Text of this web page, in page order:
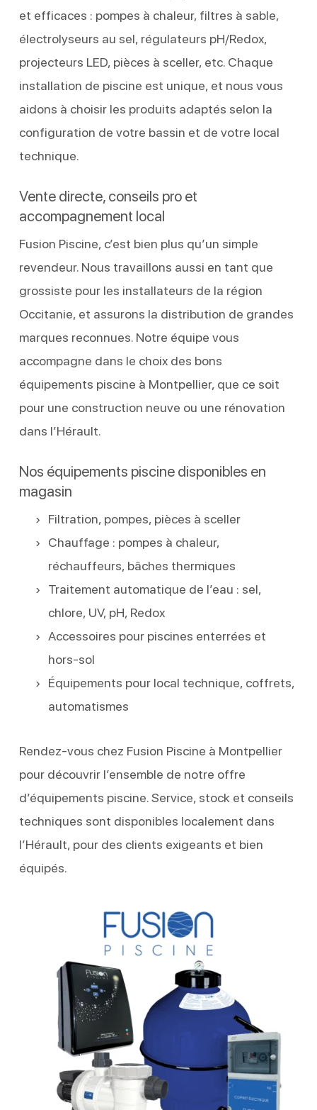
et efficaces : pompes à chaleur, filtres à sable,
électrolyseurs au sel, régulateurs pH/Redox,
projecteurs LED, pièces à sceller, etc. Chaque
installation de piscine est unique, et nous vous
aidons à choisir les produits adaptés selon la
configuration de votre bassin et de votre local
technique.
Vente directe, conseils pro et
accompagnement local
Fusion Piscine, c’est bien plus qu’un simple
revendeur. Nous travaillons aussi en tant que
grossiste pour les installateurs de la région
Occitanie, et assurons la distribution de grandes
marques reconnues. Notre équipe vous
accompagne dans le choix des bons
équipements piscine à Montpellier, que ce soit
pour une construction neuve ou une rénovation
dans l’Hérault.
Nos équipements piscine disponibles en
magasin
Filtration, pompes, pièces à sceller
Chauffage : pompes à chaleur,
réchauffeurs, bâches thermiques
Traitement automatique de l’eau : sel,
chlore, UV, pH, Redox
Accessoires pour piscines enterrées et
hors-sol
Équipements pour local technique, coffrets,
automatismes
Rendez-vous chez Fusion Piscine à Montpellier
pour découvrir l’ensemble de notre offre
d’équipements piscine. Service, stock et conseils
techniques sont disponibles localement dans
l’Hérault, pour des clients exigeants et bien
équipés.